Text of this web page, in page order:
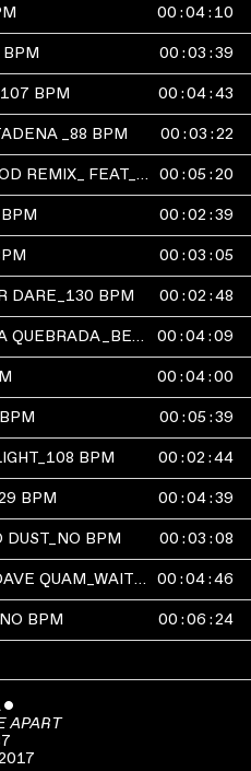
00 :04: 10
BPM 00 :03 :39
BPM 00 :04:43
_88 BPM 00 :03 :22
LMK_WHAT'S REALLY GOOD REMIX_ FEAT_PRINCESS NOKIA_JUNGLEPUSSY_CUPCAKKE_MS. BOOGIE_100 BPM 00 :05 :20
00 :02 :39
00 :03 :05
DARE_130 BPM 00 :02 :48
BADSISTA_FEAT_LINN DA QUEBRADA_BETTER_125 BPM 00 :04:09
00 :04:00
00 :05 :39
BPM 00 :02 :44
BPM 00 :04:39
DUST_NO BPM 00 :03 :08
NATHANIEL W. JAMES & DAVE QUAM_WAITIN_122 BPM 00 :04:46
BPM 00 :06 :24
ˇ
APART